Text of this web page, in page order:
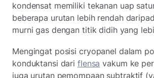
kondensat memiliki tekanan uap
beberapa urutan lebih rendah
murni gas dengan titik didih yang
Mengingat posisi cryopanel dalam
konduktansi dariflensa vakum ke
juga urutan pemompaan subtraktif